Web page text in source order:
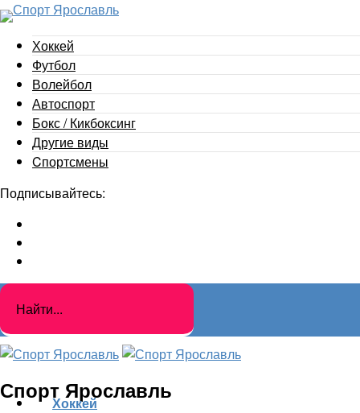
Хоккей
Футбол
Волейбол
Автоспорт
Бокс / Кикбоксинг
Другие виды
Cпортсмены
Подписывайтесь:
Спорт Ярославль
Хоккей